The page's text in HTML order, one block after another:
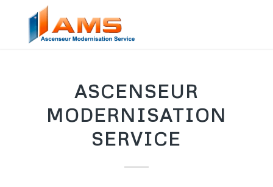
ASCENSEUR
MODERNISATION
SERVICE